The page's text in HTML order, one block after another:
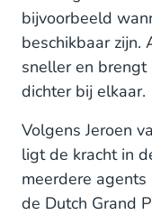
bijvoorbeeld
beschikbaar zijn.
sneller en brengt
dichter bij elkaar.
Volgens Jeroen
ligt de kracht in
meerdere agents
de Dutch Grand